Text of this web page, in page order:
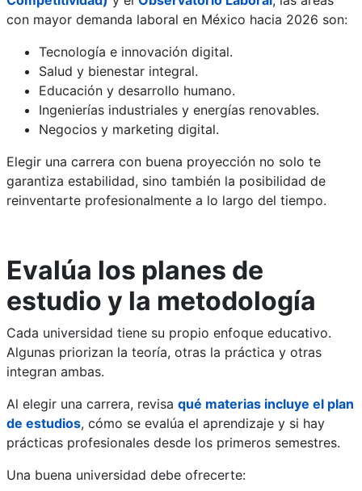
con mayor demanda laboral en México hacia 2026 son:
Tecnología e innovación digital.
Salud y bienestar integral.
Educación y desarrollo humano.
Ingenierías industriales y energías renovables.
Negocios y marketing digital.
Elegir una carrera con buena proyección no solo te
garantiza estabilidad, sino también la posibilidad de
reinventarte profesionalmente a lo largo del tiempo.
Evalúa los planes de
estudio y la metodología
Cada universidad tiene su propio enfoque educativo.
Algunas priorizan la teoría, otras la práctica y otras
integran ambas.
Al elegir una carrera, revisa qué materias incluye el plan
de estudios, cómo se evalúa el aprendizaje y si hay
prácticas profesionales desde los primeros semestres.
Una buena universidad debe ofrecerte: